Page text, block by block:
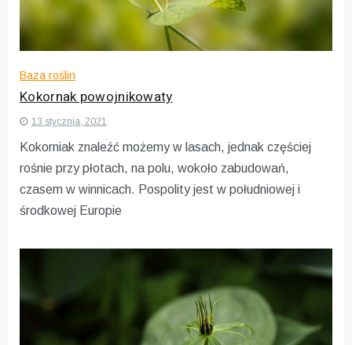
Baza roślin
Kokornak powojnikowaty
13 stycznia, 2021
Kokorniak znaleźć możemy w lasach, jednak częściej
rośnie przy płotach, na polu, wokoło zabudowań,
czasem w winnicach. Pospolity jest w południowej i
środkowej Europie